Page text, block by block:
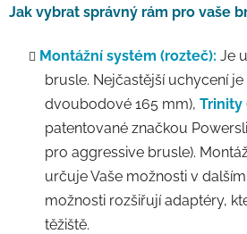
Jak vybrat správný rám pro vaše
Montážní systém (rozteč): Je
brusle. Nejčastější uchycení je
dvoubodové 165 mm), Trinity
patentované značkou
pro aggressive brusle).
určuje Vaše možnosti v
možnosti rozšiřují adaptéry,
těžiště.